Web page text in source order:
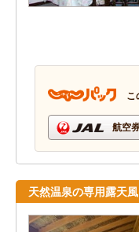
こ
航空
天然温泉の専用露天